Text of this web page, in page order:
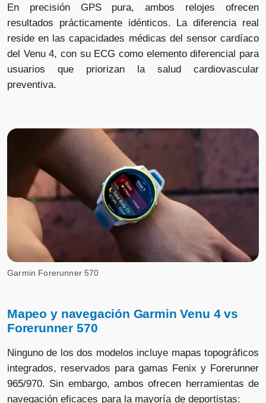
Garmin Venu 4 - 45 mm plateado
correa amarillo
Vendido por
📦 72h · 🚚 Gratis >49€ · 🔄 30 días
En precisión GPS pura, ambos relojes ofrecen
resultados prácticamente idénticos. La diferencia real
reside en las capacidades médicas del sensor cardíaco
del Venu 4, con su ECG como elemento diferencial para
usuarios que priorizan la salud cardiovascular
preventiva.
Garmin Forerunner 570
Mapeo y navegación Garmin Venu 4 vs
Forerunner 570
Ninguno de los dos modelos incluye mapas topográficos
integrados, reservados para gamas Fenix y Forerunner
965/970. Sin embargo, ambos ofrecen herramientas de
navegación eficaces para la mayoría de deportistas: